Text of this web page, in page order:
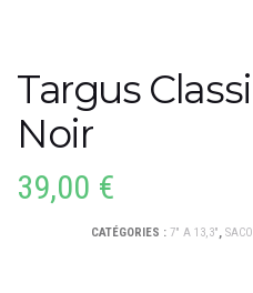
Targus
Noir
39,00 €
CATÉGORIES : 7" A 13,3",